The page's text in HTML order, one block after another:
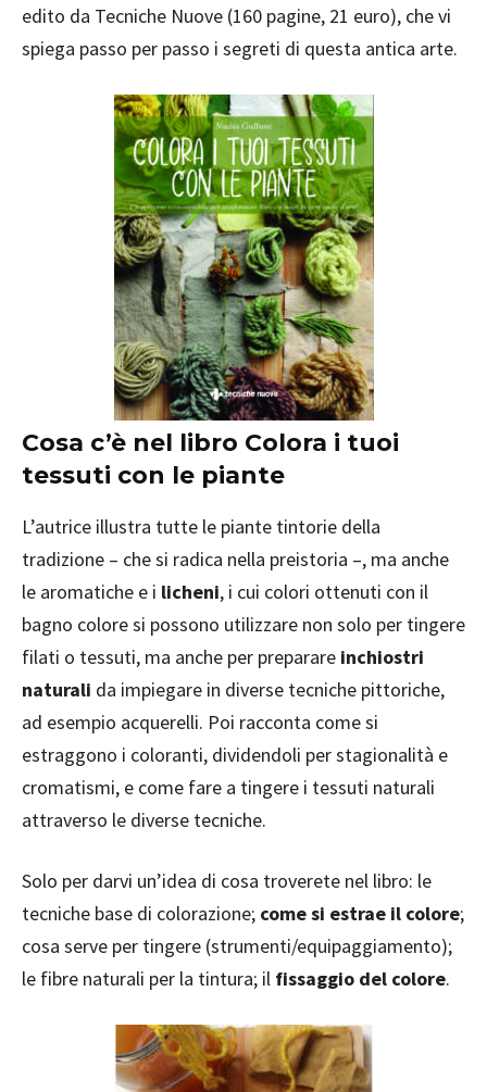
edito da Tecniche Nuove (160 pagine, 21 euro), che vi
spiega passo per passo i segreti di questa antica arte.
Cosa c’è nel libro Colora i tuoi
tessuti con le piante
L’autrice illustra tutte le piante tintorie della
tradizione – che si radica nella preistoria –, ma anche
le aromatiche e i licheni, i cui colori ottenuti con il
bagno colore si possono utilizzare non solo per tingere
filati o tessuti, ma anche per preparare inchiostri
naturali da impiegare in diverse tecniche pittoriche,
ad esempio acquerelli. Poi racconta come si
estraggono i coloranti, dividendoli per stagionalità e
cromatismi, e come fare a tingere i tessuti naturali
attraverso le diverse tecniche.
Solo per darvi un’idea di cosa troverete nel libro: le
tecniche base di colorazione; come si estrae il colore;
cosa serve per tingere (strumenti/equipaggiamento);
le fibre naturali per la tintura; il fissaggio del colore.